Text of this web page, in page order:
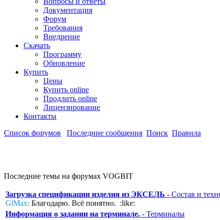
Документация
Форум
Требования
Внедрение
Скачать
Программу
Обновление
Купить
Цены
Купить online
Продлить online
Лицензирование
Контакты
Список форумов Последние сообщения Поиск Правила
Последние темы на форумах VOGBIT
Загрузка спецификации изделия из ЭКСЕЛЬ - Состав и
GlMax: Благодарю. Всё понятно. :like:
Информация о задании на терминале. - Терминалы